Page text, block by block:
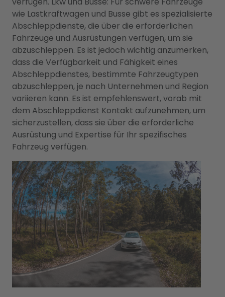
wie Lastkraftwagen und Busse gibt es spezialisierte
Abschleppdienste, die über die erforderlichen
Fahrzeuge und Ausrüstungen verfügen, um sie
abzuschleppen. Es ist jedoch wichtig anzumerken,
dass die Verfügbarkeit und Fähigkeit eines
Abschleppdienstes, bestimmte Fahrzeugtypen
abzuschleppen, je nach Unternehmen und Region
variieren kann. Es ist empfehlenswert, vorab mit
dem Abschleppdienst Kontakt aufzunehmen, um
sicherzustellen, dass sie über die erforderliche
Ausrüstung und Expertise für Ihr spezifisches
Fahrzeug verfügen.